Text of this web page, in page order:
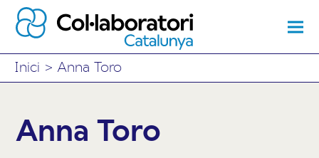
Inici > Anna Toro
Anna Toro